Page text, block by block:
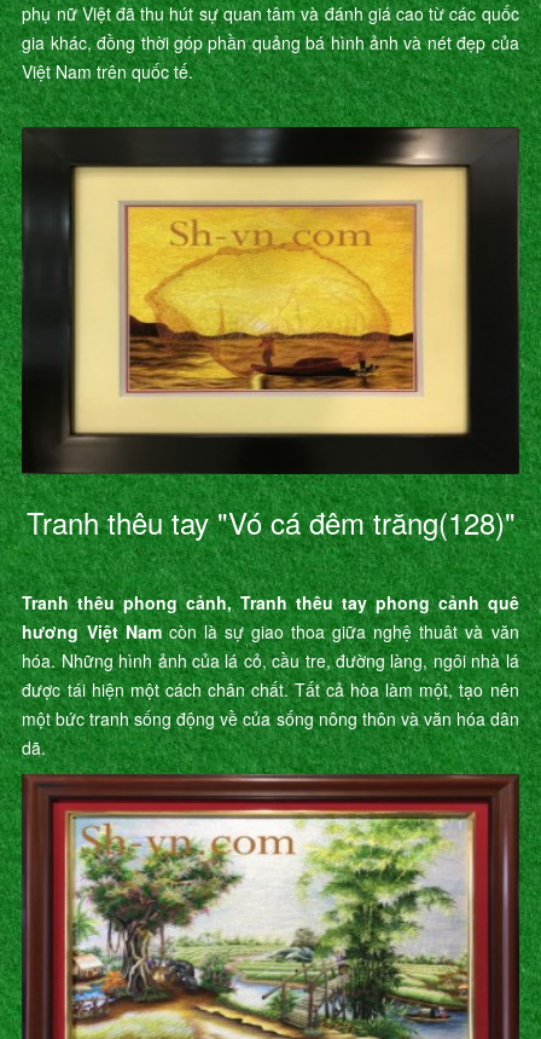
phụ nữ Việt đã thu hút sự quan tâm và đánh giá cao từ các quốc
gia khác, đồng thời góp phần quảng bá hình ảnh và nét đẹp của
Việt Nam trên quốc tế.
Tranh thêu tay "Vó cá đêm trăng(128)"
Tranh thêu phong cảnh, Tranh thêu tay phong cảnh quê
hương Việt Namcòn là sự giao thoa giữa nghệ thuât và văn
hóa. Những hình ảnh của lá cỏ, cầu tre, đường làng, ngôi nhà lá
được tái hiện một cách chân chất. Tất cả hòa làm một, tạo nên
một bức tranh sống động về của sống nông thôn và văn hóa dân
dã.